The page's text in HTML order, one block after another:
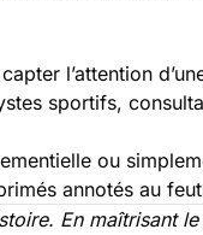
l’attention
sportifs,
ou
annotés au
En maîtrisant